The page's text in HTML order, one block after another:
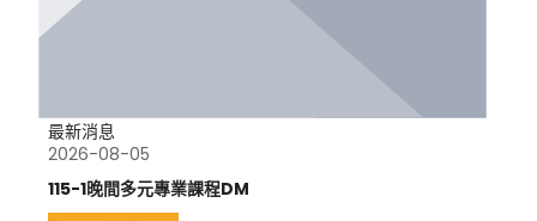
最新消息
2026-08-05
115-1晚間多元專業課程DM